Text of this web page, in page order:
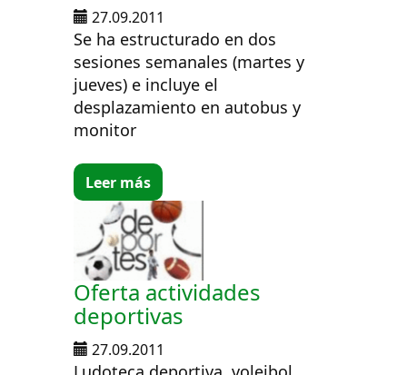
27.09.2011
Se ha estructurado en dos
sesiones semanales (martes y
jueves) e incluye el
desplazamiento en autobus y
monitor
Leer más
Oferta actividades
deportivas
27.09.2011